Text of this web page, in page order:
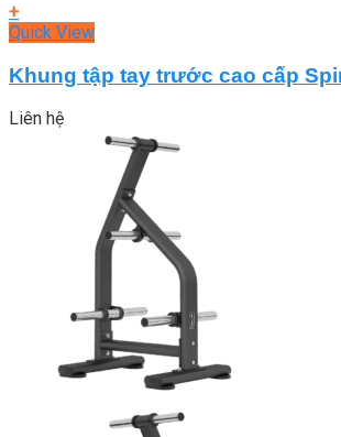
+
Quick View
Khung tập tay trước cao cấp
Liên hệ